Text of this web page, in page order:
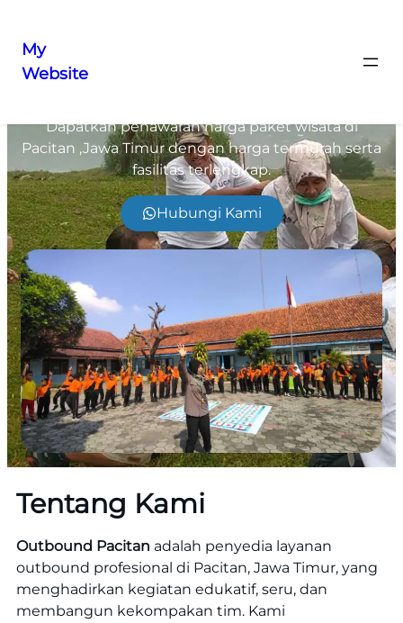
My
Website
Dapatkan penawaran harga paket wisata di
Pacitan ,Jawa Timurdengan harga termurah serta
fasilitas terlengkap.
Hubungi Kami
Tentang Kami
Outbound Pacitan adalah penyedia layanan
outbound profesional di Pacitan, Jawa Timur, yang
menghadirkan kegiatan edukatif, seru, dan
membangun kekompakan tim. Kami